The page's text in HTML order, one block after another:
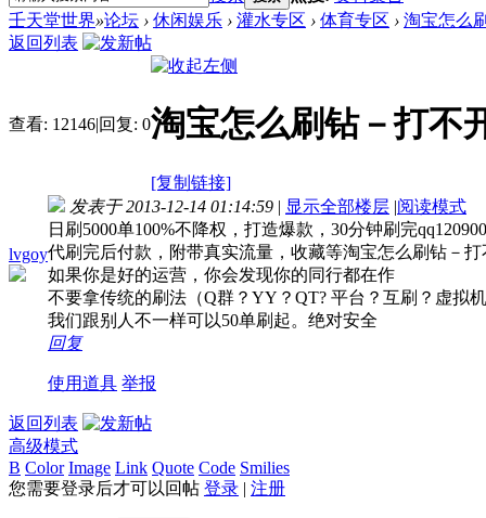
壬天堂世界»论坛 › 休闲娱乐 › 灌水专区 › 体育专区 › 淘宝怎么
返回列表
查看: 12146|回复: 0淘宝怎么刷钻－打不
[复制链接]
lvgoy
发表于 2013-12-14 01:14:59 | 显示全部楼层 |阅读模式
日刷5000单100%不降权，打造爆款，30分钟刷完
代刷完后付款，附带真实流量，收藏等淘宝怎么刷钻－
如果你是好的运营，你会发现你的同行都在作
不要拿传统的刷法（Q群？YY？QT? 平台？互刷？虚拟
我们跟别人不一样可以50单刷起。绝对安全
回复
使用道具 举报
返回列表
高级模式
B Color Image Link Quote Code Smilies
您需要登录后才可以回帖 登录 | 注册